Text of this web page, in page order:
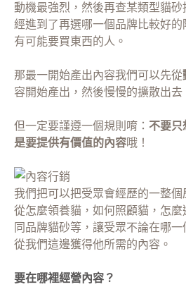
動機最強烈，然後再查某類型貓砂
經進到了再選哪一個品牌比較好的
有可能要買東西的人。
那最一開始產出內容我們可以先從
容開始產出，然後慢慢的擴散出去
但一定要謹遵一個規則唷： 不要只
是要提供有價值的內容哦！
我們把可以把受眾會經歷的一整個
從怎麼領養貓，如何照顧貓，怎麼
同品牌貓砂等，讓受眾不論在哪
從我們這邊獲得他所需的內容。
要在哪裡經營內容？